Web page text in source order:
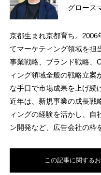
グロース
京都生まれ京都育ち。2006
てマーケティング領域を担
事業戦略、ブランド戦略、
ィング領域全般の戦略立案
な手口で市場成果を上げ続
近年は、新規事業の成長戦
ィングの経験を活かし、自
ン開発など、広告会社の枠
この記事に関する